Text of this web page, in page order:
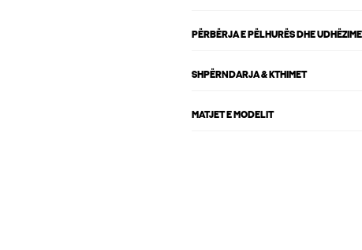
PËRBËRJA E PËLHURËS DHE
SHPËRNDARJA & KTHIMET
MATJET E MODELIT